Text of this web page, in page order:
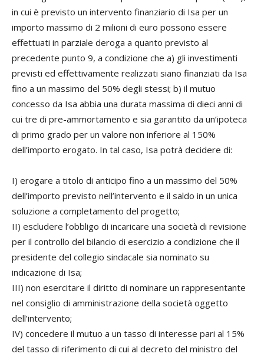
in cui è previsto un intervento finanziario di Isa per un
importo massimo di 2 milioni di euro possono essere
effettuati in parziale deroga a quanto previsto al
precedente punto 9, a condizione che a) gli investimenti
previsti ed effettivamente realizzati siano finanziati da Isa
fino a un massimo del 50% degli stessi; b) il mutuo
concesso da Isa abbia una durata massima di dieci anni di
cui tre di pre-ammortamento e sia garantito da un’ipoteca
di primo grado per un valore non inferiore al 150%
dell’importo erogato. In tal caso, Isa potrà decidere di:
I) erogare a titolo di anticipo fino a un massimo del 50%
dell’importo previsto nell’intervento e il saldo in un unica
soluzione a completamento del progetto;
II) escludere l’obbligo di incaricare una società di revisione
per il controllo del bilancio di esercizio a condizione che il
presidente del collegio sindacale sia nominato su
indicazione di Isa;
III) non esercitare il diritto di nominare un rappresentante
nel consiglio di amministrazione della società oggetto
dell’intervento;
IV) concedere il mutuo a un tasso di interesse pari al 15%
del tasso di riferimento di cui al decreto del ministro del